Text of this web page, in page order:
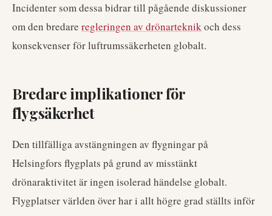
Incidenter som dessa bidrar till pågående diskussioner
om den bredare regleringen av drönarteknikoch dess
konsekvenser för luftrumssäkerheten globalt.
Bredare implikationer för
flygsäkerhet
Den tillfälliga avstängningen av flygningar på
Helsingfors flygplats på grund av misstänkt
drönaraktivitet är ingen isolerad händelse globalt.
Flygplatser världen över har i allt högre grad ställts inför